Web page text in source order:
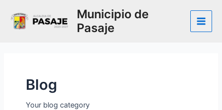
contenido
Municipio de
Pasaje
Main
Blog
Your blog category